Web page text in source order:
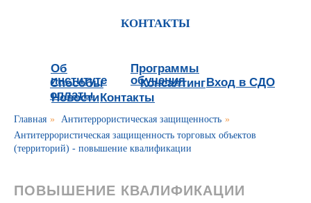
КОНТАКТЫ
Об
институте
Программы
обучения
Способы
оплаты
Консалтинг
Новости
Вход в СДО
Контакты
Главная » Антитеррористическая защищенность »
Антитеррористическая защищенность торговых объектов
(территорий) - повышение квалификации
ПОВЫШЕНИЕ КВАЛИФИКАЦИИ